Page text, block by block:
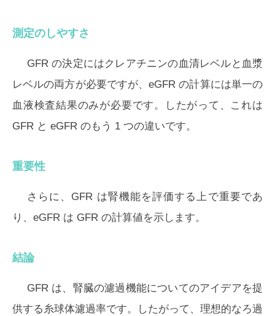
測定のしやすさ
GFR の決定にはクレアチニンの血清レベルと血漿
レベルの両方が必要ですが、eGFR の計算には単一の
血液検査結果のみが必要です。したがって、これは
GFR と eGFR のもう 1 つの違いです。
重要性
さらに、GFR は腎機能を評価する上で重要であ
り、eGFR は GFR の計算値を示します。
結論
GFR は、腎臓の濾過機能についてのアイデアを提
供する糸球体濾過率です。したがって、理想的なろ過